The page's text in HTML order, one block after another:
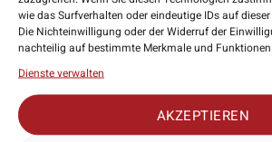
wie das Surfverhalten oder eindeutige IDs auf
Die Nichteinwilligung oder der Widerruf der
nachteilig auf bestimmte Merkmale und
Dienste verwalten
AKZEPTIEREN
kann. Dabei bleibt es kompakt und ist
oder zur Aufbewahrung zu Hause. Egal
Schütze deine Darts mit dem Red Dragon
• Hersteller: Red Dragon